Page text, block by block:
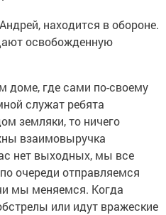
находится в обороне.
освобожденную
где сами по-своему
служат ребята
земляки, то ничего
взаимовыручка
нет выходных, мы все
очереди отправляемся
мы меняемся. Когда
или идут вражеские